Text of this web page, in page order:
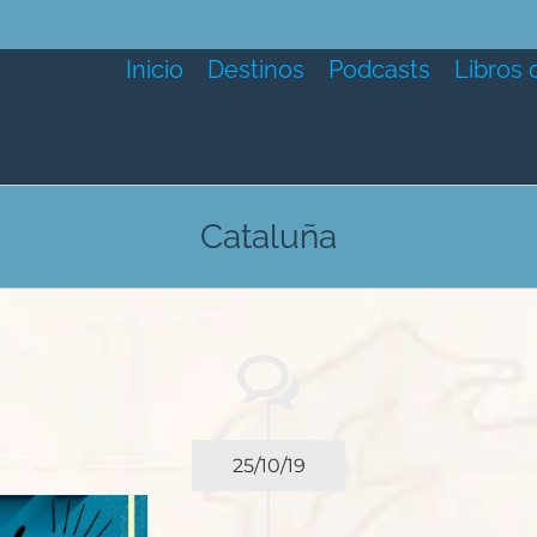
Inicio Destinos Podcasts Libros
Cataluña
25/10/19